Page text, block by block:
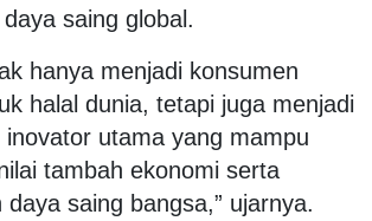
saing global.
hanya menjadi konsumen
halal dunia, tetapi juga menjadi
inovator utama yang mampu
tambah ekonomi serta
daya saing bangsa,” ujarnya.